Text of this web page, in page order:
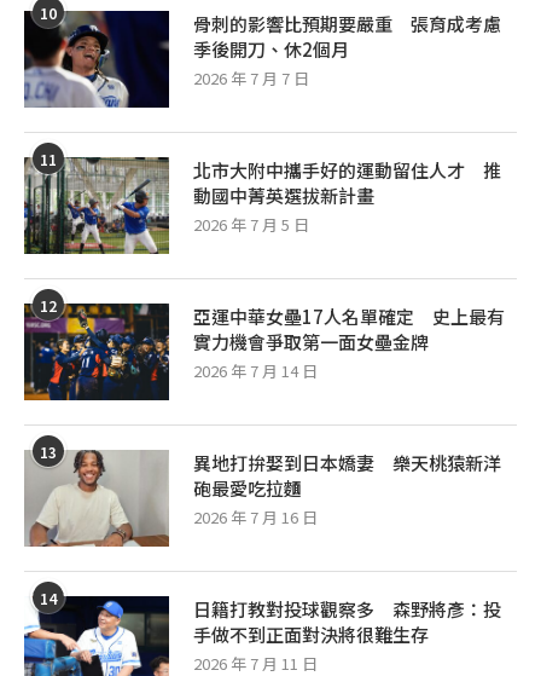
10
骨刺的影響比預期要嚴重 張育成考慮
季後開刀、休2個月
2026 年 7 月 7 日
11
北市大附中攜手好的運動留住人才 推
動國中菁英選拔新計畫
2026 年 7 月 5 日
12
亞運中華女壘17人名單確定 史上最有
實力機會爭取第一面女壘金牌
2026 年 7 月 14 日
13
異地打拚娶到日本嬌妻 樂天桃猿新洋
砲最愛吃拉麵
2026 年 7 月 16 日
14
日籍打教對投球觀察多 森野將彥：投
手做不到正面對決將很難生存
2026 年 7 月 11 日